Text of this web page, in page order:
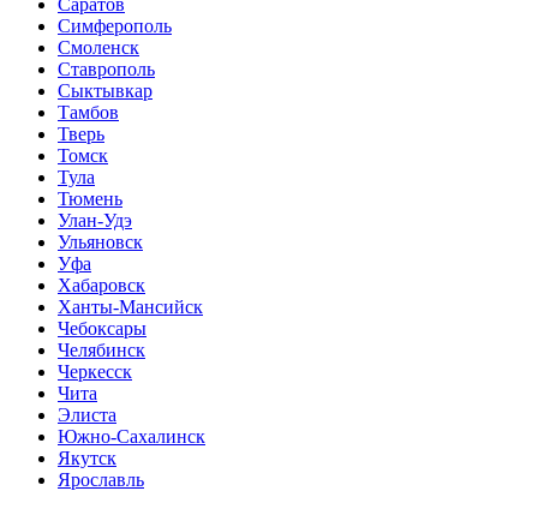
Саратов
Симферополь
Смоленск
Ставрополь
Сыктывкар
Тамбов
Тверь
Томск
Тула
Тюмень
Улан-Удэ
Ульяновск
Уфа
Хабаровск
Ханты-Мансийск
Чебоксары
Челябинск
Черкесск
Чита
Элиста
Южно-Сахалинск
Якутск
Ярославль